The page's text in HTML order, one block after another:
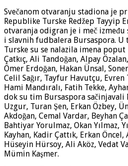
Svečanom otvaranju stadiona je
Republike Turske Redžep Tayyip
otvaranja odigran je i meč
i slavnih fudbalera Bursaspora.
Turske su se nalazila imena poput
Çatkıç, Ali Tandoğan, Alpay
Ömer Erdoğan, Hakan Ünsal,
Celil Sağır, Tayfur Havutçu, Evren
Hami Mandıralı, Fatih Tekke,
dok su tim Bursaspora sačinjavali
Uzgur, Turan Şen, Erkan Özbey,
Akdoğan, Cemal Vardar, Beyhan
Bahtiyar Yorulmaz, Okan Yılmaz,
Kayhan, Kadir Çattık, Erkan
Hüseyin Hürsoy, Ali Aköz, Vedat
Mümin Kaşmer.